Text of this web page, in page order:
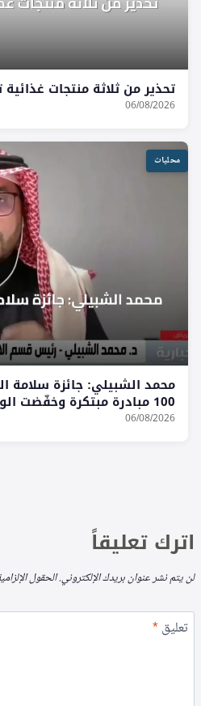
تحذير من ثلاثة منتجات
06/08/2026
محليات
محمد الشبيلي: جائزة سلامة
100 مبادرة مبتكرة وخفّضت الوفيات
06/08/2026
اترك تعليقاً
لن يتم نشر عنوان بريدك الإلكتروني.الحقول
تعليق*